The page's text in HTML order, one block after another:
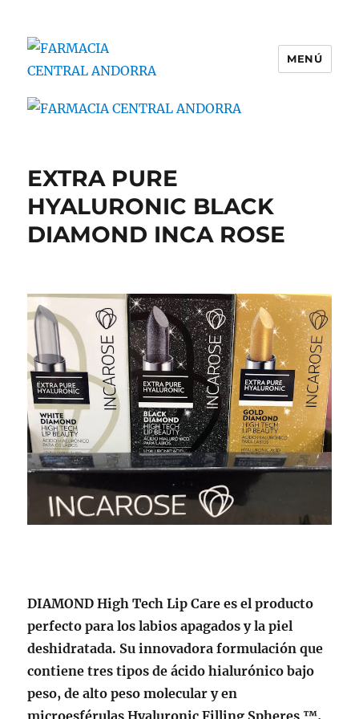
FARMACIA CENTRAL ANDORRA
MENÚ
EXTRA PURE
HYALURONIC BLACK
DIAMOND INCA ROSE
DIAMOND High Tech Lip Care es el producto
perfecto para los labios apagados y la piel
deshidratada. Su innovadora formulación que
contiene tres tipos de ácido hialurónico bajo
peso, de alto peso molecular y en